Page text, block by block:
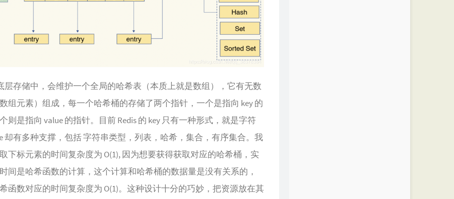
层存储中，会维护一个全局的哈希表（本质上就是数组），它有无数
组元素）组成，每一个哈希桶的存储了两个指针，一个是指向 key 的
则是指向 value 的指针。目前 Redis 的 key 只有一种形式，就是字符
却有多种支撑，包括 字符串类型，列表，哈希，集合，有序集合。我
下标元素的时间复杂度为 O(1), 因为想要获得获取对应的哈希桶，实
间是哈希函数的计算，这个计算和哈希桶的数据量是没有关系的，
函数对应的时间复杂度为 O(1)。这种设计十分的巧妙，把资源放在其